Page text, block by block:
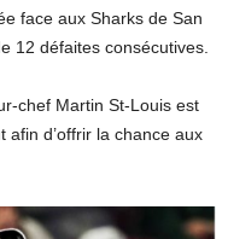
face aux Sharks de San
12 défaites consécutives.
chef Martin St-Louis est
d’offrir la chance aux